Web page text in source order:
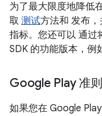
为了最大限度地降低
取 测试方法和 发布
指标。您还可以 通过
SDK 的功能版本，例
Google Play 准则
如果您在 Google